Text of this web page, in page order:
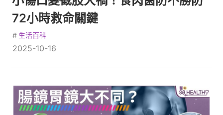
72小時救命關鍵
# 生活百科
2025-10-16